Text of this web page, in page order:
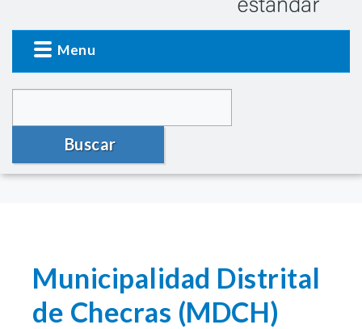
Menu
Buscar
Municipalidad Distrital
de Checras (MDCH)